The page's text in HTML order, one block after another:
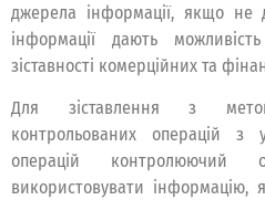
джерела інформації, якщо не
інформації дають
зіставності комерційних та
Для зіставлення з
контрольованих операцій з
операцій
використовувати інформацію,